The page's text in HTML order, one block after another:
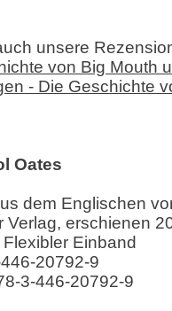
unsere
von Big Mouth
- Die Geschichte
Oates
dem Englischen
Verlag, erschienen
Einband
20792-9
3-446-20792-9